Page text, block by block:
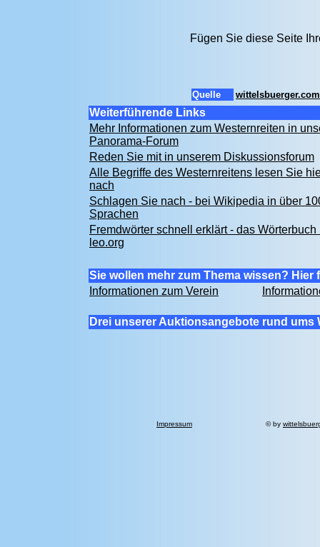
Fügen Sie diese Seite
Quelle wittelsbuerger.com
Weiterführende Links
Mehr Informationen zum Westernreiten in
Panorama-Forum
Reden Sie mit in unserem Diskussionsforum
Alle Begriffe des Westernreitens lesen Sie
nach
Schlagen Sie nach - bei Wikipedia in über
Sprachen
Fremdwörter schnell erklärt - das Wörterbuch
leo.org
Sie wollen mehr zum Thema wissen? Hier
Informationen zum Verein
Drei unserer Auktionsangebote rund ums
Impressum © by